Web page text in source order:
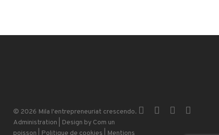
© 2026 Mila l'entrepreneuriat crescendo.
Administration | Design by Com un
poisson
Politique de cookies Mentions
x-
facebookinstagram
email